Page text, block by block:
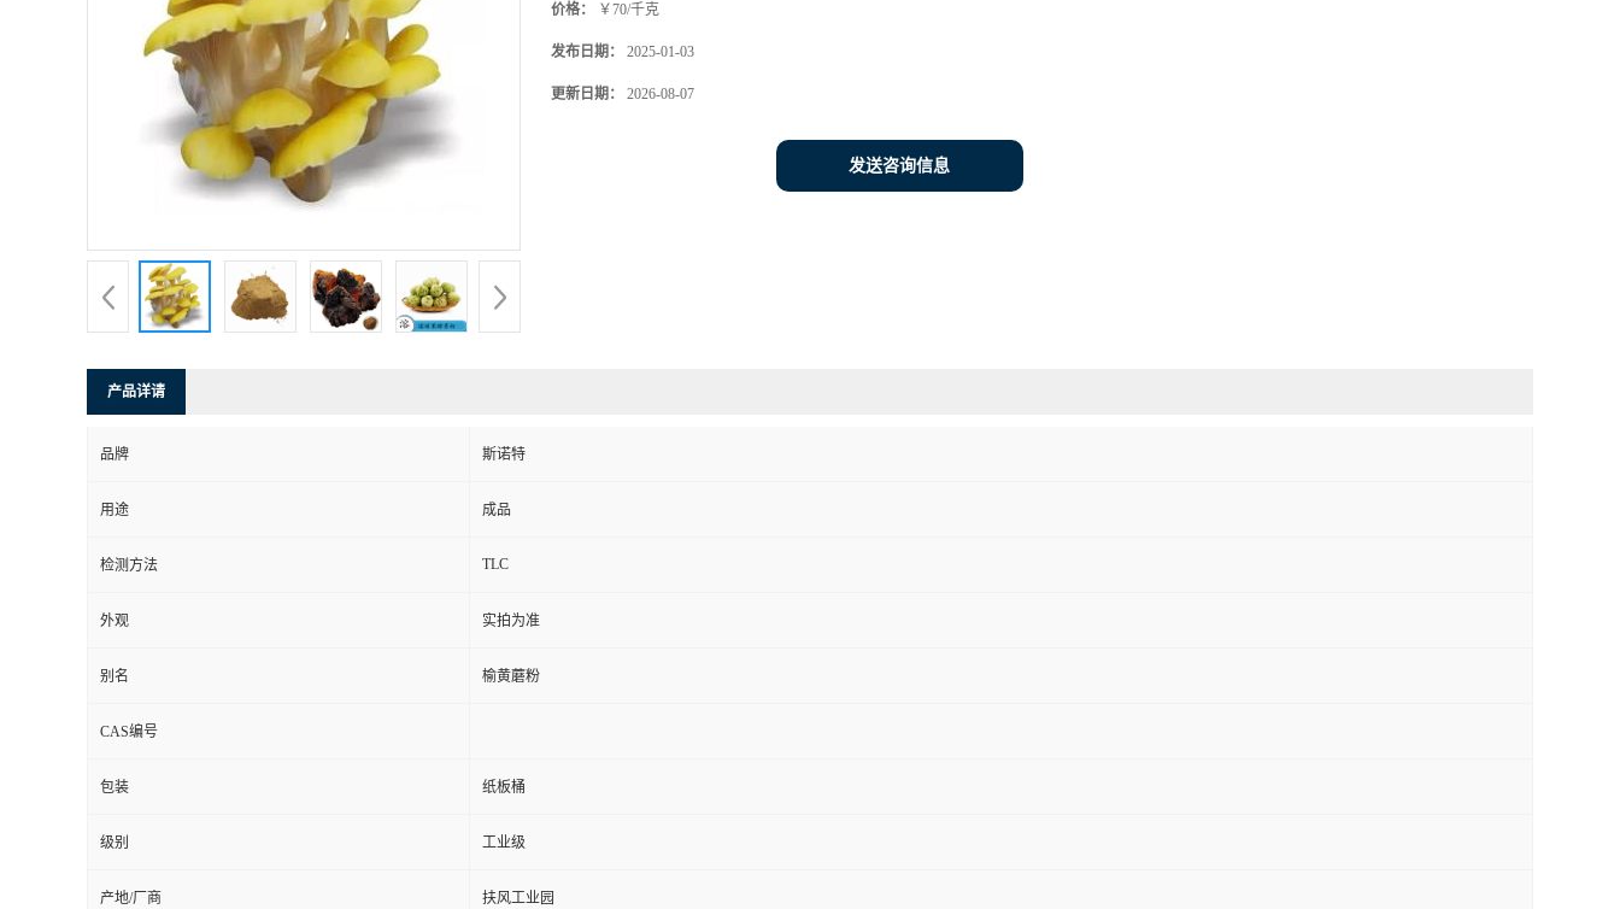
价格： ￥70/千克
发布日期： 2025-01-03
更新日期： 2026-08-07
发送咨询信息
产品详请
品牌 斯诺特
用途 成品
检测方法 TLC
外观 实拍为准
别名 榆黄蘑粉
CAS编号
包装 纸板桶
级别 工业级
产地/厂商 扶风工业园